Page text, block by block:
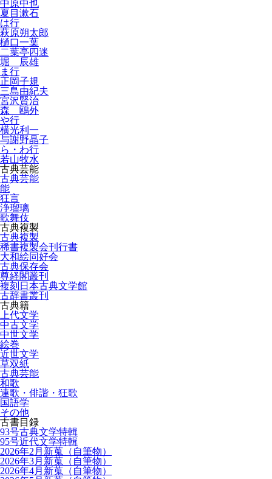
中原中也
夏目漱石
は行
萩原朔太郎
樋口一葉
二葉亭四迷
堀 辰雄
ま行
正岡子規
三島由紀夫
宮沢賢治
森 鴎外
や行
横光利一
与謝野晶子
ら・わ行
若山牧水
古典芸能
古典芸能
能
狂言
浄瑠璃
歌舞伎
古典複製
古典複製
稀書複製会刊行書
大和絵同好会
古典保存会
尊経閣叢刊
複刻日本古典文学館
古辞書叢刊
古典籍
上代文学
中古文学
中世文学
絵巻
近世文学
草双紙
古典芸能
和歌
連歌・俳諧・狂歌
国語学
その他
古書目録
93号古典文学特輯
95号近代文学特輯
2026年2月新蒐（自筆物）
2026年3月新蒐（自筆物）
2026年4月新蒐（自筆物）